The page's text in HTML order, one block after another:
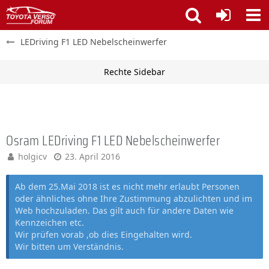
LEDriving F1 LED Nebelscheinwerfer
Osram LEDriving F1 LED Nebelscheinwerfer
holgicv 23. April 2016
Ab dem 25.Mai 2018 ist es nicht mehr erlaubt Personen
oder ähnliches ohne Ihre Zustimmung abzulichten und im
Web hochzuladen. Das gilt auch für andere Daten wie
Kennzeichen etc.
Wir prüfen vorab ,ob dies Eingehalten wird.
Wir bitten um Verständnis.